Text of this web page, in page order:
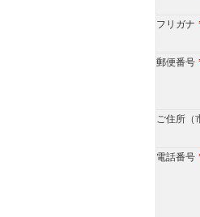
フリガナ
郵便番号
ご住所（
電話番号